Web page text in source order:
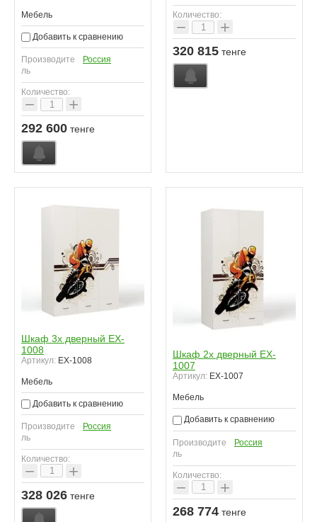
Мебель
Добавить к сравнению
Производите
ль
Россия
Количество:
− +
292 600 тенге
Количество:
− +
320 815 тенге
Шкаф 3х дверный EX-
1008
Артикул: EX-1008
Мебель
Добавить к сравнению
Производите
ль
Россия
Количество:
− +
328 026 тенге
Шкаф 2х дверный EX-
1007
Артикул: EX-1007
Мебель
Добавить к сравнению
Производите
ль
Россия
Количество:
− +
268 774 тенге